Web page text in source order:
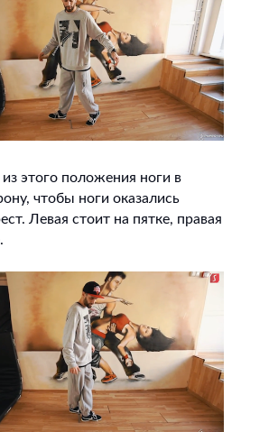
этого положения ноги в
чтобы ноги оказались
Левая стоит на пятке, правая